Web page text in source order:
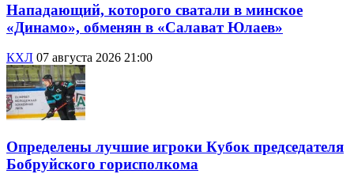
Нападающий, которого сватали в минское
«Динамо», обменян в «Салават Юлаев»
КХЛ 07 августа 2026 21:00
Определены лучшие игроки Кубок председателя
Бобруйского горисполкома